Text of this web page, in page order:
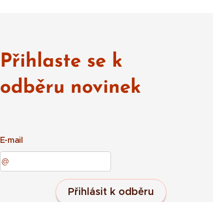
Přihlaste se k
odběru novinek
E-mail
Přihlásit k odběru